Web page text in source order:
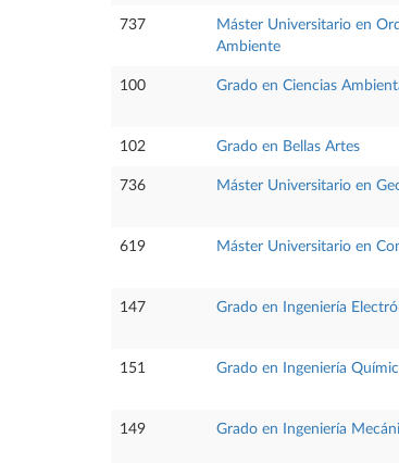
737
Máster Universitario en
Ambiente
100 Grado en Ciencias
102 Grado en Bellas Artes
736 Máster Universitario en
619 Máster Universitario en
147 Grado en Ingeniería
151 Grado en Ingeniería
149 Grado en Ingeniería